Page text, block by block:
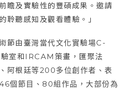
瞻及實驗性的豐碩成果。邀請
聆聽感知及觀看體驗。」
節由臺灣當代文化實驗場C-
室和IRCAM策畫，匯聚法
阿根廷等200多位創作者、表
個節目、80組作品，大部份為